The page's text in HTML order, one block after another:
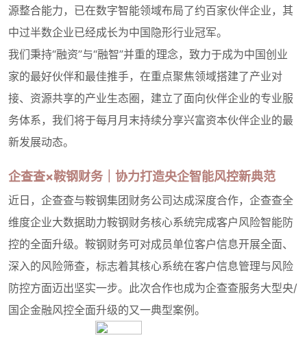
源整合能力，已在数字智能领域布局了约百家伙伴企业，其
中过半数企业已经成长为中国隐形行业冠军。
我们秉持“融资”与“融智”并重的理念，致力于成为中国创业
家的最好伙伴和最佳推手，在重点聚焦领域搭建了产业对
接、资源共享的产业生态圈，建立了面向伙伴企业的专业服
务体系，我们将于每月月末持续分享兴富资本伙伴企业的最
新发展动态。
企查查×鞍钢财务｜协力打造央企智能风控新典范
近日，企查查与鞍钢集团财务公司达成深度合作，企查查全
维度企业大数据助力鞍钢财务核心系统完成客户风险智能防
控的全面升级。鞍钢财务可对成员单位客户信息开展全面、
深入的风险筛查，标志着其核心系统在客户信息管理与风险
防控方面迈出坚实一步。此次合作也成为企查查服务大型央/
国企金融风控全面升级的又一典型案例。